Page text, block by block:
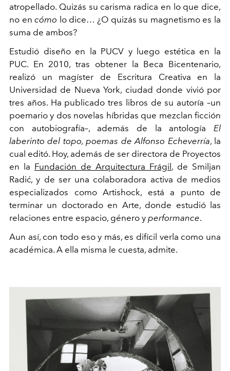
atropellado. Quizás su carisma radica en lo que dice,
no encómo lo dice… ¿O quizás su magnetismo es la
suma de ambos?
Estudió diseño en la PUCV y luego estética en la
PUC. En 2010, tras obtener la Beca Bicentenario,
realizó un magíster de Escritura Creativa en la
Universidad de Nueva York, ciudad donde vivió por
tres años. Ha publicado tres libros de su autoría –un
poemario y dos novelas híbridas que mezclan ficción
con autobiografía–, además de la antología El
laberinto del topo, poemas de Alfonso Echeverría, la
cual editó. Hoy, además de ser directora de Proyectos
en la Fundación de Arquitectura Frágil , de Smiljan
Radić, y de ser una colaboradora activa de medios
especializados como Artishock, está a punto de
terminar un doctorado en Arte, donde estudió las
relaciones entre espacio, género y performance.
Aun así, con todo eso y más, es difícil verla como una
académica. A ella misma le cuesta, admite.